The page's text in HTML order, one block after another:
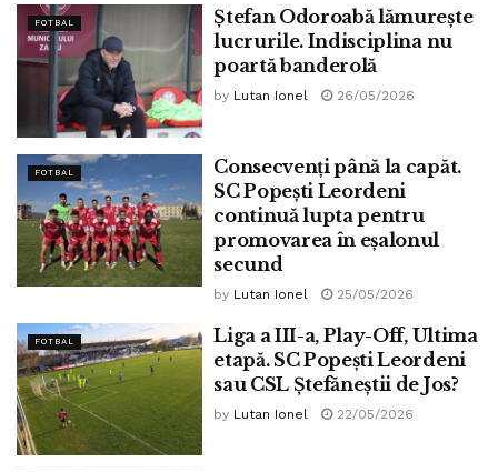
FOTBAL
Ștefan Odoroabă lămurește
lucrurile. Indisciplina nu
poartă banderolă
by Lutan Ionel 26/05/2026
FOTBAL
Consecvenți până la capăt.
SC Popești Leordeni
continuă lupta pentru
promovarea în eșalonul
secund
by Lutan Ionel 25/05/2026
FOTBAL
Liga a III-a, Play-Off, Ultima
etapă. SC Popești Leordeni
sau CSL Ștefăneștii de Jos?
by Lutan Ionel 22/05/2026